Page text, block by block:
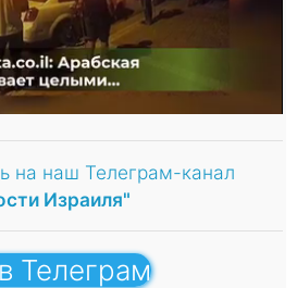
на наш Телеграм-канал
Израиля"
Телеграм